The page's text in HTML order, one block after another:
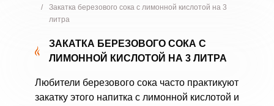
/
Закатка березового сока с лимонной кислотой на 3
литра
ЗАКАТКА БЕРЕЗОВОГО СОКА С
ЛИМОННОЙ КИСЛОТОЙ НА 3 ЛИТРА
Любители березового сока часто практикуют
закатку этого напитка с лимонной кислотой и